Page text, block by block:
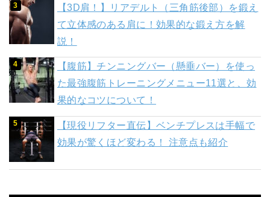
【3D肩！】リアデルト（三角筋後部）を鍛え
て立体感のある肩に！効果的な鍛え方を解
説！
【腹筋】チンニングバー（懸垂バー）を使っ
た最強腹筋トレーニングメニュー11選と、効
果的なコツについて！
【現役リフター直伝】ベンチプレスは手幅で
効果が驚くほど変わる！ 注意点も紹介